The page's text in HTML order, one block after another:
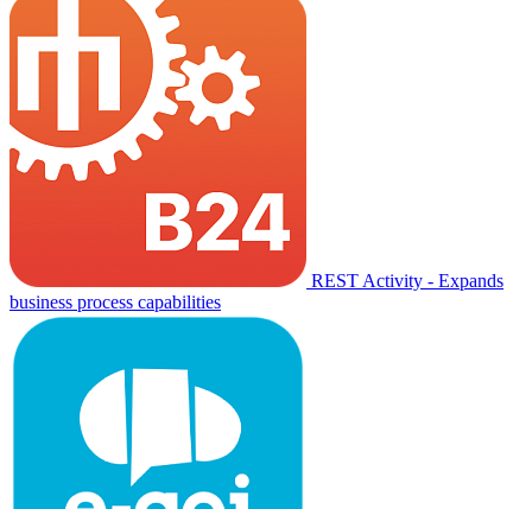
REST Activity - Expands
business process capabilities